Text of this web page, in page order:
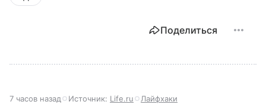
Поделиться
7 часов назад Источник: Life.ru Лайфхаки